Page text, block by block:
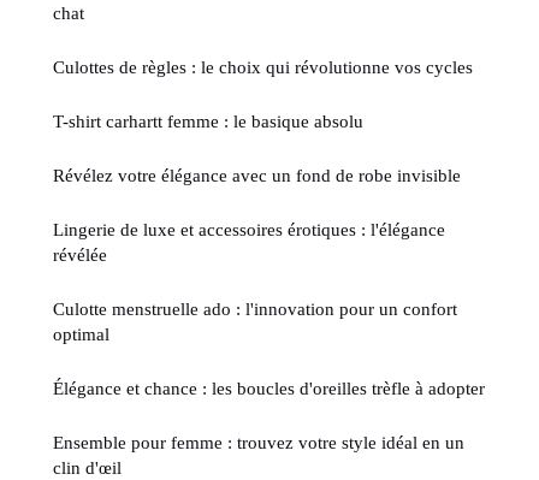
chat
Culottes de règles : le choix qui révolutionne vos cycles
T-shirt carhartt femme : le basique absolu
Révélez votre élégance avec un fond de robe invisible
Lingerie de luxe et accessoires érotiques : l'élégance
révélée
Culotte menstruelle ado : l'innovation pour un confort
optimal
Élégance et chance : les boucles d'oreilles trèfle à adopter
Ensemble pour femme : trouvez votre style idéal en un
clin d'œil